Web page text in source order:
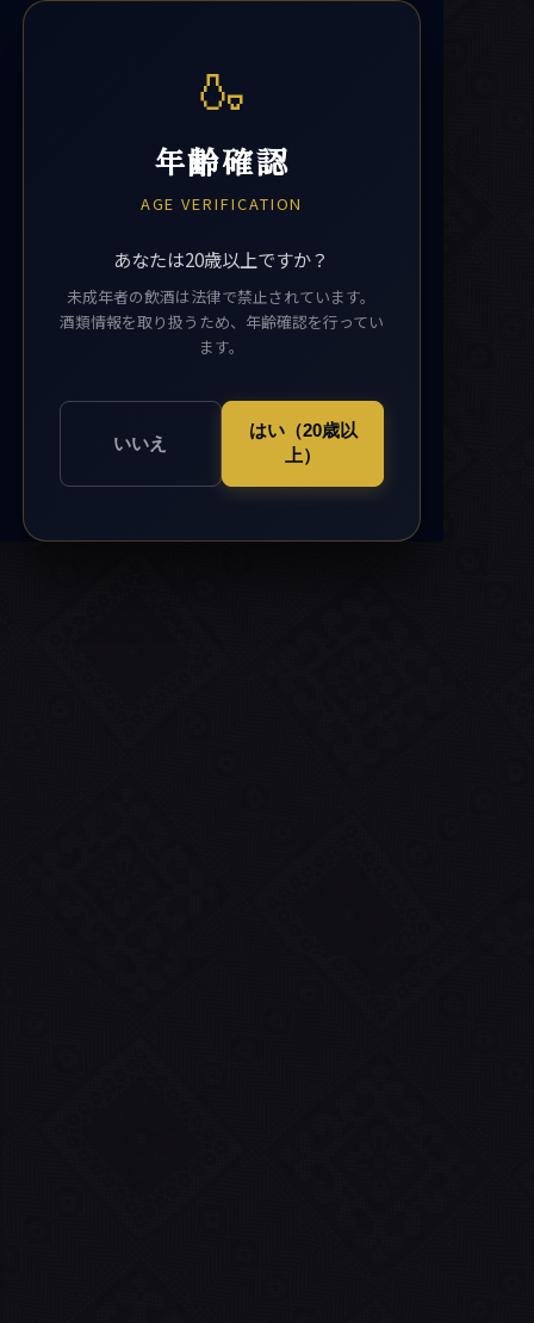
🍶
年齢確認
AGE VERIFICATION
あなたは20歳以上ですか？
未成年者の飲酒は法律で禁止されています。
酒類情報を取り扱うため、年齢確認を行ってい
ます。
いいえ
はい（20歳以
上）